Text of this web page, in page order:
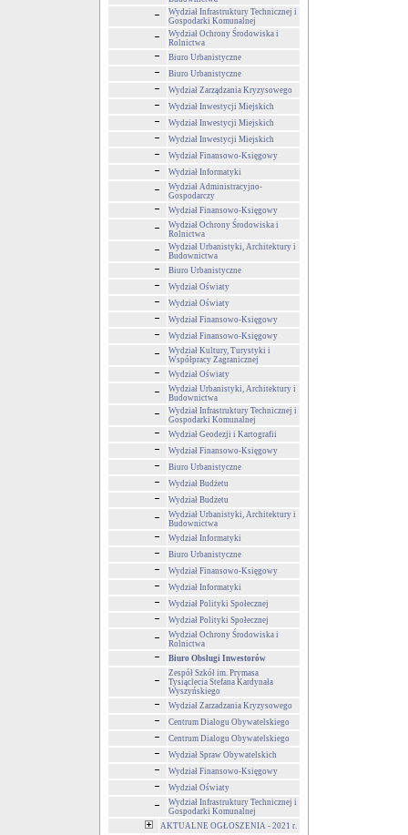
Wydział Infrastruktury Technicznej i
Gospodarki Komunalnej
Wydział Ochrony Środowiska i
Rolnictwa
Biuro Urbanistyczne
Biuro Urbanistyczne
Wydział Zarządzania Kryzysowego
Wydział Inwestycji Miejskich
Wydział Inwestycji Miejskich
Wydział Inwestycji Miejskich
Wydział Finansowo-Księgowy
Wydział Informatyki
Wydział Administracyjno-
Gospodarczy
Wydział Finansowo-Księgowy
Wydział Ochrony Środowiska i
Rolnictwa
Wydział Urbanistyki, Architektury i
Budownictwa
Biuro Urbanistyczne
Wydział Oświaty
Wydział Oświaty
Wydział Finansowo-Księgowy
Wydział Finansowo-Księgowy
Wydział Kultury, Turystyki i
Współpracy Zagranicznej
Wydział Oświaty
Wydział Urbanistyki, Architektury i
Budownictwa
Wydział Infrastruktury Technicznej i
Gospodarki Komunalnej
Wydział Geodezji i Kartografii
Wydział Finansowo-Księgowy
Biuro Urbanistyczne
Wydział Budżetu
Wydział Budżetu
Wydział Urbanistyki, Architektury i
Budownictwa
Wydział Informatyki
Biuro Urbanistyczne
Wydział Finansowo-Księgowy
Wydział Informatyki
Wydział Polityki Społecznej
Wydział Polityki Społecznej
Wydział Ochrony Środowiska i
Rolnictwa
Biuro Obsługi Inwestorów
Zespół Szkół im. Prymasa
Tysiąclecia Stefana Kardynała
Wyszyńskiego
Wydział Zarzadzania Kryzysowego
Centrum Dialogu Obywatelskiego
Centrum Dialogu Obywatelskiego
Wydział Spraw Obywatelskich
Wydział Finansowo-Księgowy
Wydział Oświaty
Wydział Infrastruktury Technicznej i
Gospodarki Komunalnej
AKTUALNE OGŁOSZENIA - 2021 r.